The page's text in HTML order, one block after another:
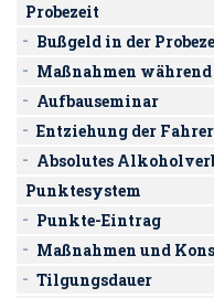
Probezeit
Bußgeld in der
Maßnahmen während
Aufbauseminar
Entziehung der
Absolutes
Punktesystem
Punkte-Eintrag
Maßnahmen und
Tilgungsdauer